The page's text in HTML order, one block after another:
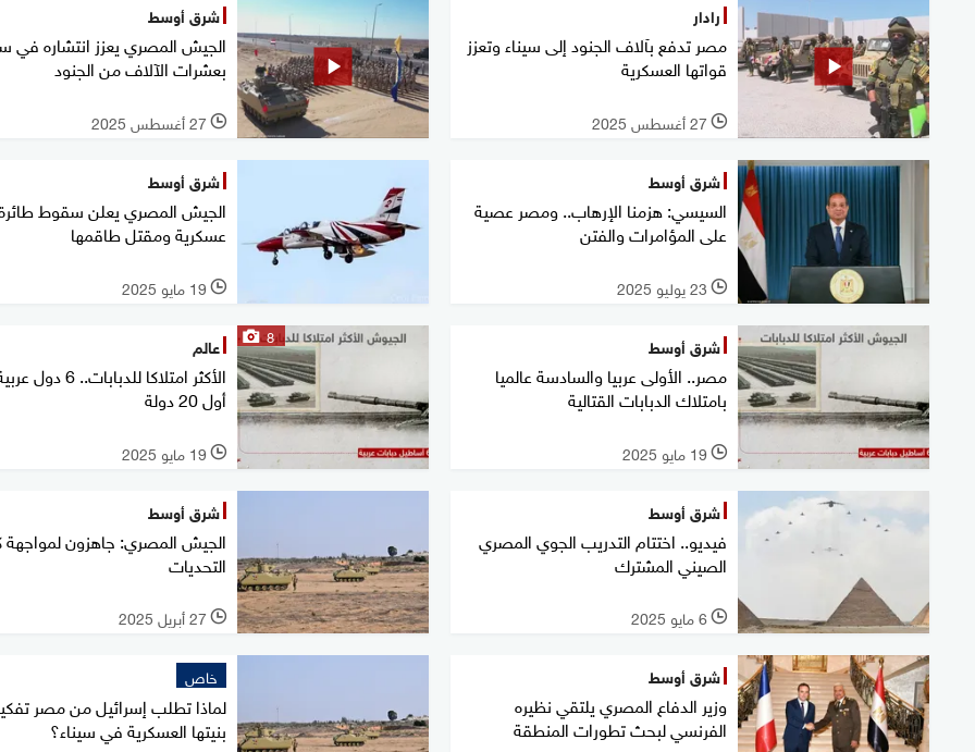
رادار
مصر تدفع بآلاف الجنود إلى سيناء وتعزز
قواتها العسكرية
l 27 أغسطس 2025
شرق أوسط
الجيش المصري يعزز انتشاره في
بعشرات الآلاف من الجنود
l 27 أغسطس 2025
شرق أوسط
السيسي: هزمنا الإرهاب.. ومصر عصية
على المؤامرات والفتن
l 23 يوليو 2025
شرق أوسط
الجيش المصري يعلن سقوط
عسكرية ومقتل طاقمها
l 19 مايو 2025
شرق أوسط
مصر.. الأولى عربيا والسادسة عالميا
بامتلاك الدبابات القتالية
l 19 مايو 2025
8 عالم
الأكثر امتلاكا
أول 20 دولة
l 19 مايو 2025
شرق أوسط
فيديو.. اختتام التدريب الجوي المصري
الصيني المشترك
l 6 مايو 2025
شرق أوسط
الجيش المصري: جاهزون لمواجهة
التحديات
l 27 أبريل 2025
شرق أوسط
وزير الدفاع المصري يلتقي نظيره
الفرنسي لبحث تطورات المنطقة
خاص
لماذا تطلب إسرائيل من مصر
بنيتها العسكرية في سيناء؟